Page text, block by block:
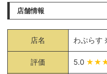
店舗情報
店名 わぷらす
評価 5.0